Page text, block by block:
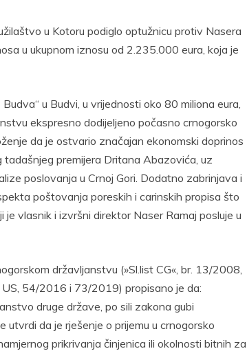
u Kotoru podiglo optužnicu protiv Nasera
u ukupnom iznosu od 2.235.000 eura, koja je
u Budvi, u vrijednosti oko 80 miliona eura,
ekspresno dodijeljeno počasno crnogorsko
da je ostvario značajan ekonomski doprinos
tadašnjeg premijera Dritana Abazovića, uz
poslovanja u Crnoj Gori. Dodatno zabrinjava i
poštovanja poreskih i carinskih propisa što
vlasnik i izvršni direktor Naser Ramaj posluje u
državljanstvu (»Sl.list CG«, br. 13/2008,
54/2016 i 73/2019) propisano je da:
druge države, po sili zakona gubi
da je rješenje o prijemu u crnogorsko
prikrivanja činjenica ili okolnosti bitnih za